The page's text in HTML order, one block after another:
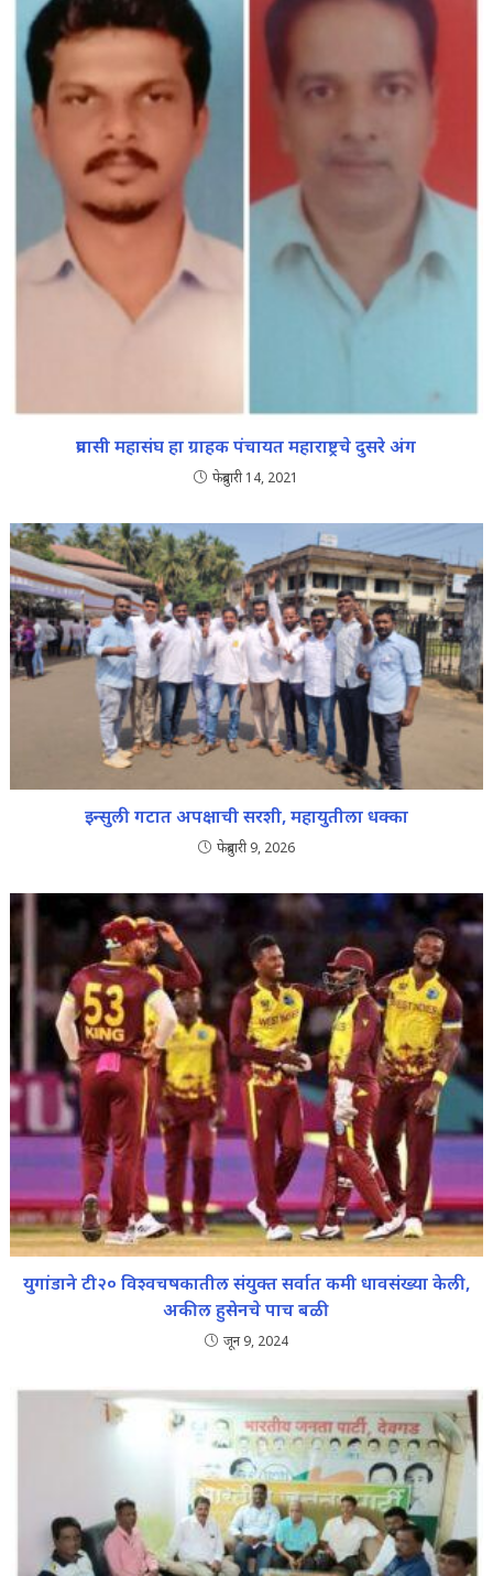
प्रवासी महासंघ हा ग्राहक पंचायत महाराष्ट्रचे दुसरे अंग
फेब्रुवारी 14, 2021
इन्सुली गटात अपक्षाची सरशी, महायुतीला धक्का
फेब्रुवारी 9, 2026
युगांडाने टी२० विश्वचषकातील संयुक्त सर्वात कमी धावसंख्या केली,
अकील हुसेनचे पाच बळी
जून 9, 2024